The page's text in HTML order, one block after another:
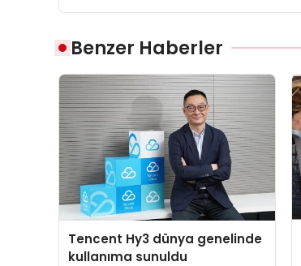
Benzer Haberler
Tencent Hy3 dünya genelinde
kullanıma sunuldu